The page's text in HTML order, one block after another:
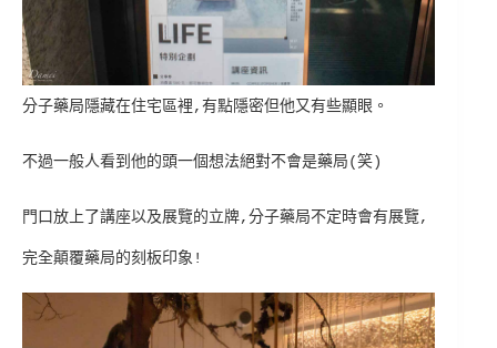
分子藥局隱藏在住宅區裡,有點隱密但他又有些顯眼。
不過一般人看到他的頭一個想法絕對不會是藥局(笑)
門口放上了講座以及展覽的立牌,分子藥局不定時會有展覽,
完全顛覆藥局的刻板印象!